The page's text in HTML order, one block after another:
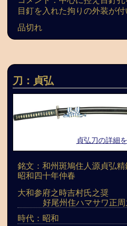
目釘を入れた拘りの外装が付
品切れ
刀：貞弘
貞弘刀の詳細
銘文：和州斑鳩住人源貞弘精
昭和四十年仲春
大和参府之時吉村氏之奨
好尾州住ハマサワ正
時代：昭和